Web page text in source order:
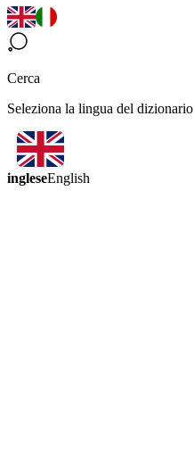
Cerca
Seleziona la lingua del dizionario
ingleseEnglish